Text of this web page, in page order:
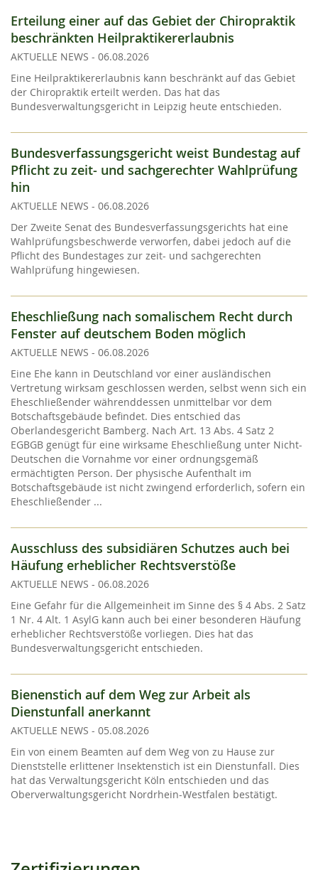
Erteilung einer auf das Gebiet der Chiropraktik
beschränkten Heilpraktikererlaubnis
AKTUELLE NEWS - 06.08.2026
Eine Heilpraktikererlaubnis kann beschränkt auf das Gebiet
der Chiropraktik erteilt werden. Das hat das
Bundesverwaltungsgericht in Leipzig heute entschieden.
Bundesverfassungsgericht weist Bundestag auf
Pflicht zu zeit- und sachgerechter Wahlprüfung
hin
AKTUELLE NEWS - 06.08.2026
Der Zweite Senat des Bundesverfassungsgerichts hat eine
Wahlprüfungsbeschwerde verworfen, dabei jedoch auf die
Pflicht des Bundestages zur zeit- und sachgerechten
Wahlprüfung hingewiesen.
Eheschließung nach somalischem Recht durch
Fenster auf deutschem Boden möglich
AKTUELLE NEWS - 06.08.2026
Eine Ehe kann in Deutschland vor einer ausländischen
Vertretung wirksam geschlossen werden, selbst wenn sich ein
Eheschließender währenddessen unmittelbar vor dem
Botschaftsgebäude befindet. Dies entschied das
Oberlandesgericht Bamberg. Nach Art. 13 Abs. 4 Satz 2
EGBGB genügt für eine wirksame Eheschließung unter Nicht-
Deutschen die Vornahme vor einer ordnungsgemäß
ermächtigten Person. Der physische Aufenthalt im
Botschaftsgebäude ist nicht zwingend erforderlich, sofern ein
Eheschließender ...
Ausschluss des subsidiären Schutzes auch bei
Häufung erheblicher Rechtsverstöße
AKTUELLE NEWS - 06.08.2026
Eine Gefahr für die Allgemeinheit im Sinne des § 4 Abs. 2 Satz
1 Nr. 4 Alt. 1 AsylG kann auch bei einer besonderen Häufung
erheblicher Rechtsverstöße vorliegen. Dies hat das
Bundesverwaltungsgericht entschieden.
Bienenstich auf dem Weg zur Arbeit als
Dienstunfall anerkannt
AKTUELLE NEWS - 05.08.2026
Ein von einem Beamten auf dem Weg von zu Hause zur
Dienststelle erlittener Insektenstich ist ein Dienstunfall. Dies
hat das Verwaltungsgericht Köln entschieden und das
Oberverwaltungsgericht Nordrhein-Westfalen bestätigt.